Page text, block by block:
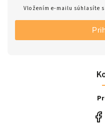
Vložením e-mailu súhlasíte s